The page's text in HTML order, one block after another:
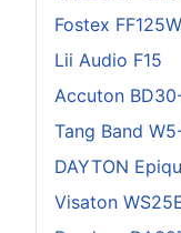
Fostex
Lii Audio F15
Accuton
Tang Band
DAYTON
Visaton